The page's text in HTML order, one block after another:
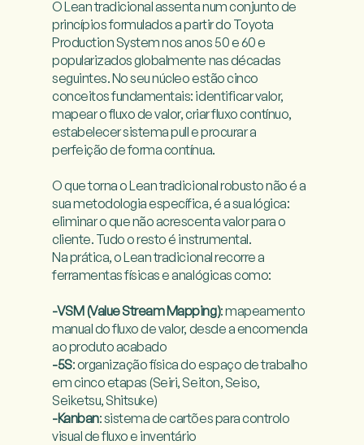
O Lean tradicional assenta num conjunto de
princípios formulados a partir do Toyota
Production System nos anos 50 e 60 e
popularizados globalmente nas décadas
seguintes. No seu núcleo estão cinco
conceitos fundamentais: identificar valor,
mapear o fluxo de valor, criar fluxo contínuo,
estabelecer sistema pull e procurar a
perfeição de forma contínua.
O que torna o Lean tradicional robusto não é a
sua metodologia específica, é a sua lógica:
eliminar o que não acrescenta valor para o
cliente. Tudo o resto é instrumental.
Na prática, o Lean tradicional recorre a
ferramentas físicas e analógicas como:
-VSM (Value Stream Mapping): mapeamento
manual do fluxo de valor, desde a encomenda
-5S: organização física do espaço de trabalho
em cinco etapas (Seiri, Seiton, Seiso,
-Kanban: sistema de cartões para controlo